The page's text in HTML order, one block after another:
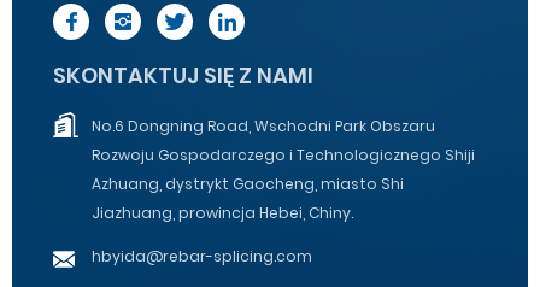
SKONTAKTUJ SIĘ Z NAMI
No.6 Dongning Road, Wschodni Park Obszaru
Rozwoju Gospodarczego i Technologicznego Shiji
Azhuang, dystrykt Gaocheng, miasto Shi
Jiazhuang, prowincja Hebei, Chiny.
hbyida@rebar-splicing.com